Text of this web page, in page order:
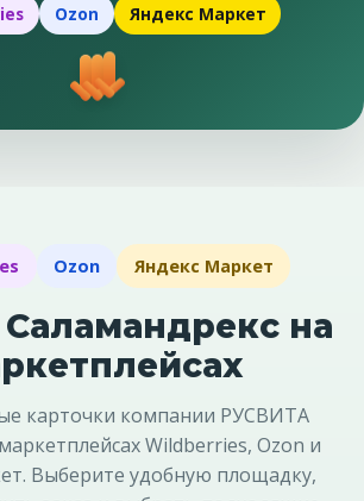
Ozon Яндекс Маркет
Ozon Яндекс Маркет
на
карточки компании РУСВИТА
Wildberries, Ozon и
Выберите удобную площадку,